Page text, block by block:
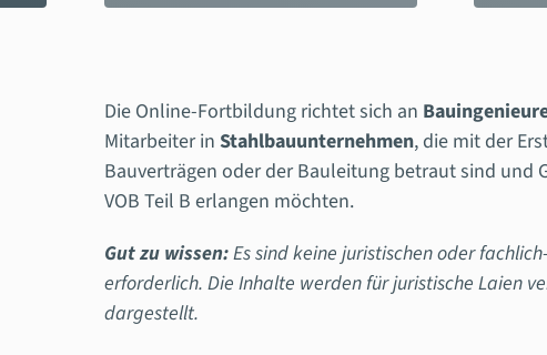
Die Online-Fortbildung richtet sich an
Mitarbeiter in Stahlbauunternehmen, die mit der
Bauverträgen oder der Bauleitung betraut sind und
VOB Teil B erlangen möchten.
Gut zu wissen:Es sind keine juristischen oder
erforderlich. Die Inhalte werden für juristische Laien
dargestellt.